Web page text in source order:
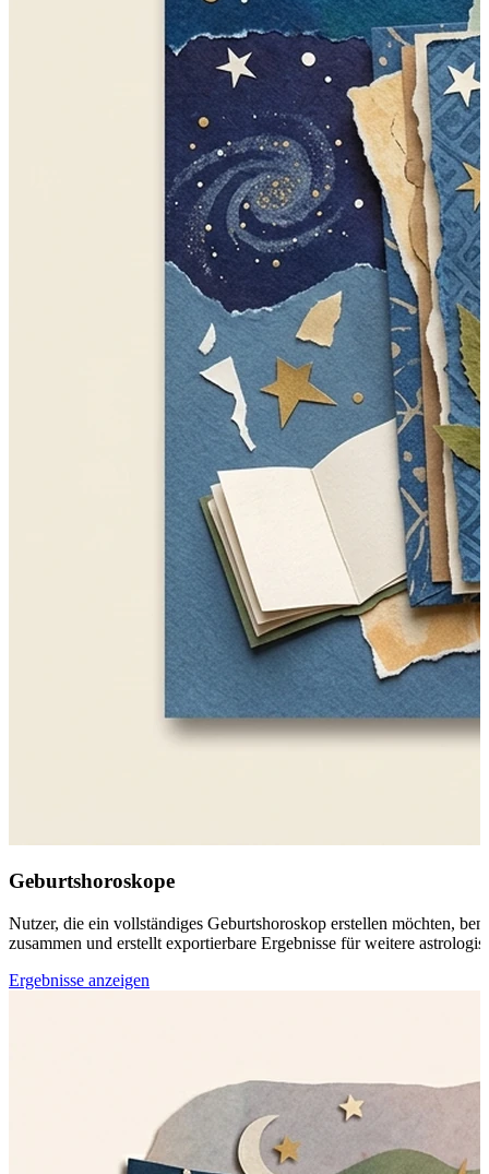
Geburtshoroskope
Nutzer, die ein vollständiges Geburtshoroskop erstellen möchten,
zusammen und erstellt exportierbare Ergebnisse für weitere
Ergebnisse anzeigen